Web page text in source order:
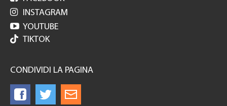
 INSTAGRAM
 YOUTUBE
TIKTOK
CONDIVIDI LA PAGINA